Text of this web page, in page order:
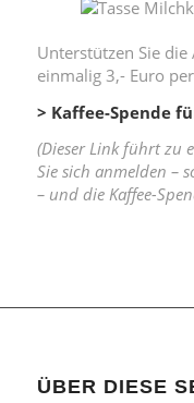
Unterstützen Sie
einmalig 3,- Euro
> Kaffee-Spende
(Dieser Link führt zu
Sie sich anmelden –
– und die Kaffee-
ÜBER DIESE